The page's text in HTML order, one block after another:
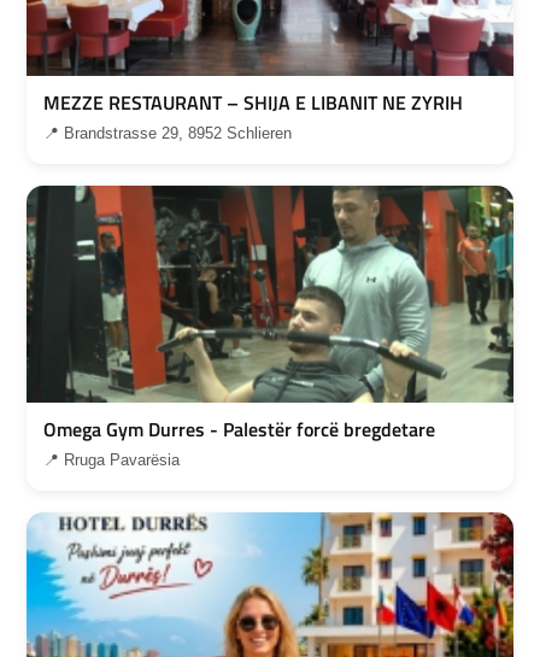
MEZZE RESTAURANT – SHIJA E LIBANIT NE ZYRIH
📍 Brandstrasse 29, 8952 Schlieren
Omega Gym Durres - Palestër forcë bregdetare
📍 Rruga Pavarësia